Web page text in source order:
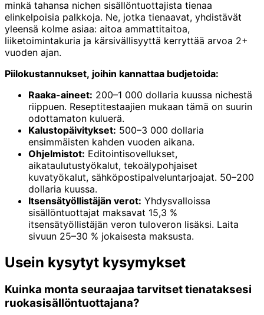
minkä tahansa nichen sisällöntuottajista tienaa
elinkelpoisia palkkoja. Ne, jotka tienaavat, yhdistävät
yleensä kolme asiaa: aitoa ammattitaitoa,
liiketoimintakuria ja kärsivällisyyttä kerryttää arvoa 2+
vuoden ajan.
Piilokustannukset, joihin kannattaa budjetoida:
Raaka-aineet: 200–1 000 dollaria kuussa nichestä
riippuen. Reseptitestaajien mukaan tämä on suurin
odottamaton kuluerä.
Kalustopäivitykset: 500–3 000 dollaria
ensimmäisten kahden vuoden aikana.
Ohjelmistot: Editointisovellukset,
aikataulutustyökalut, tekoälypohjaiset
kuvatyökalut, sähköpostipalveluntarjoajat. 50–200
dollaria kuussa.
Itsensätyöllistäjän verot: Yhdysvalloissa
sisällöntuottajat maksavat 15,3 %
itsensätyöllistäjän veron tuloveron lisäksi. Laita
sivuun 25–30 % jokaisesta maksusta.
Usein kysytyt kysymykset
Kuinka monta seuraajaa tarvitset tienataksesi
ruokasisällöntuottajana?